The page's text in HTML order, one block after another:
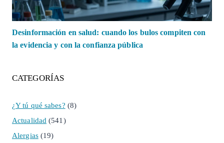
Desinformación en salud: cuando los bulos compiten con
la evidencia y con la confianza pública
CATEGORÍAS
¿Y tú qué sabes? (8)
Actualidad (541)
Alergias(19)